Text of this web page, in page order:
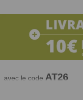
10€ de réduction dès 40€ d'achat. Offre
valable du 03/08/
avec le code AT26